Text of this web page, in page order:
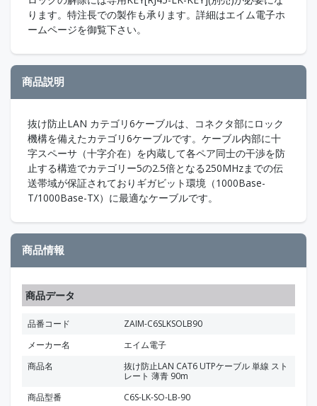
ります。特注長での製作も承ります。詳細はエイム電子ホ
ームページを御覧下さい。
商品説明
抜け防止LAN カテゴリ6ケーブルは、コネクタ部にロック
機構を備えたカテゴリ6ケーブルです。ケーブル内部に十
字スペーサ（十字介在）を内蔵して各ペア同士の干渉を防
止する構造でカテゴリー5の2.5倍となる250MHzまでの伝
送帯域が保証されておりギガビット環境（1000Base-
T/1000Base-TX）に最適なケーブルです。
商品情報
商品データ
品番コード
ZAIM-C6SLKSOLB90
メーカー名
エイム電子
商品名
抜け防止LAN CAT6 UTPケーブル 単線 スト
レート 薄青 90m
商品型番
C6S-LK-SO-LB-90